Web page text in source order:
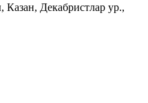
Казан, Декабристлар ур.,